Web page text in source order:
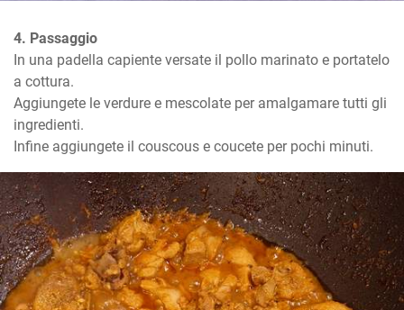
4. Passaggio
In una padella capiente versate il pollo marinato e portatelo
a cottura.
Aggiungete le verdure e mescolate per amalgamare tutti gli
ingredienti.
Infine aggiungete il couscous e coucete per pochi minuti.